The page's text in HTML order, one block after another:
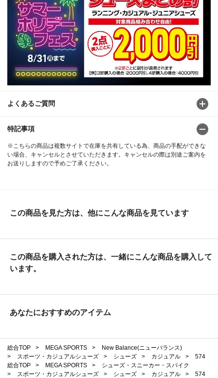
よくあるご質問
特記事項
※こちらの商品は複数サイトで在庫を共有している為、商品の手配ができな
い場合、キャンセルとさせていただきます。キャンセルの際は別途ご案内を
お送りしますので予めご了承ください。
この商品を見た方は、他にこんな商品を見ています
この商品を購入された方は、一緒にこんな商品を購入して
います。
あなたにおすすめのアイテム
総合TOP > MEGA SPORTS >
New Balance(ニューバランス)
>
スポーツ・カジュアルシューズ > シューズ > カジュアル >
574
総合TOP
> MEGA SPORTS >
シューズ・スニーカー・スパイク
>
スポーツ・カジュアルシューズ > シューズ > カジュアル > 574